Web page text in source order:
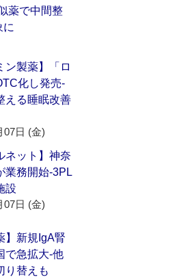
薬で中間整
に
ン製薬】「ロ
化し発売‐
える睡眠改善
07日 (金)
ネット】神奈
業務開始‐3PL
設
07日 (金)
】新規IgA腎
で急拡大‐他
り替えも